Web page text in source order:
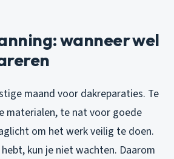
wanneer wel
maand voor dakreparaties. Te
materialen, te nat voor goede
om het werk veilig te doen.
kun je niet wachten. Daarom